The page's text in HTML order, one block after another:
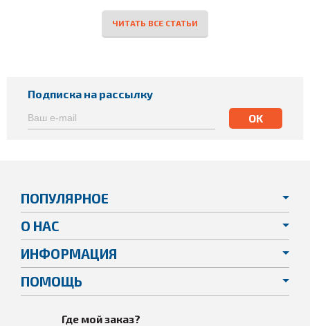
ЧИТАТЬ ВСЕ СТАТЬИ
Подписка на рассылку
ПОПУЛЯРНОЕ
О НАС
ИНФОРМАЦИЯ
ПОМОЩЬ
Где мой заказ?